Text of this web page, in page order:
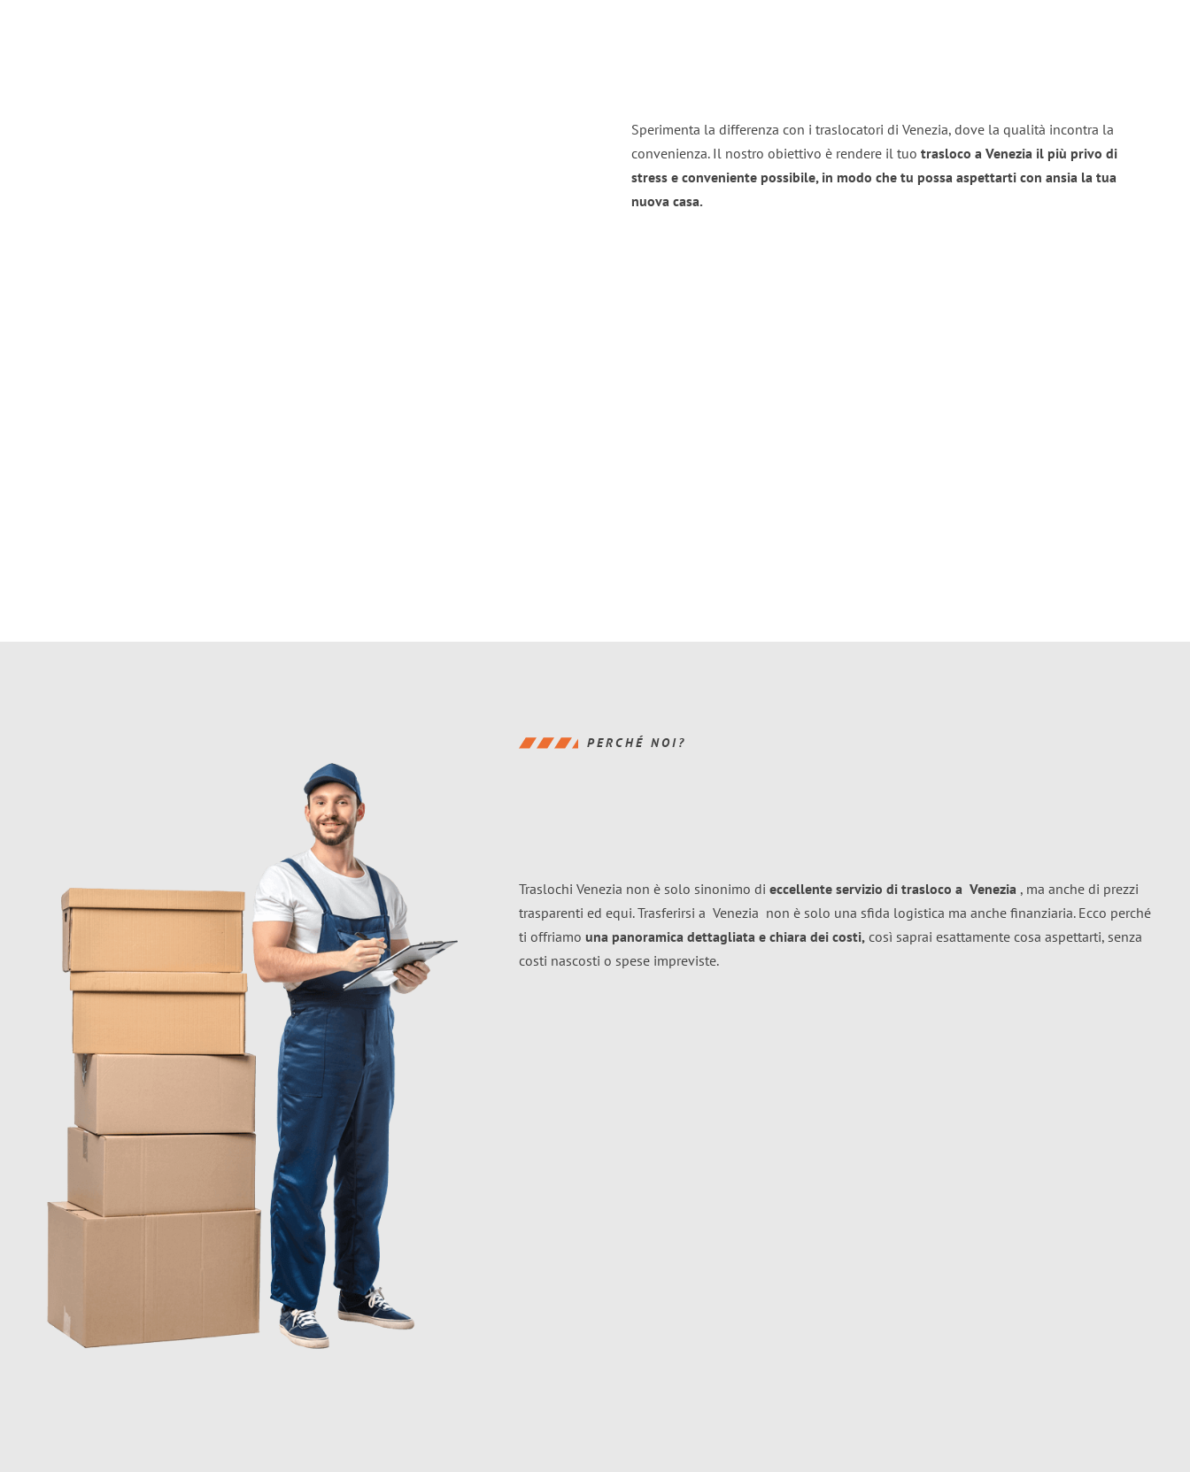
Sperimenta la differenza con i traslocatori di Venezia, dove la qualità incontra la
convenienza. Il nostro obiettivo è rendere il tuo trasloco a Venezia il più privo di
stress e conveniente possibile, in modo che tu possa aspettarti con ansia la tua
nuova casa.
PERCHÉ NOI?
Traslochi Venezia non è solo sinonimo di eccellente servizio di trasloco a Venezia , ma anche di prezzi
trasparenti ed equi. Trasferirsi a Venezia non è solo una sfida logistica ma anche finanziaria. Ecco perché
ti offriamo una panoramica dettagliata e chiara dei costi, così saprai esattamente cosa aspettarti, senza
costi nascosti o spese impreviste.